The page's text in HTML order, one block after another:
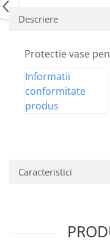
Descriere
Protectie vase
Informatii
conformitate
produs
Caracteristici